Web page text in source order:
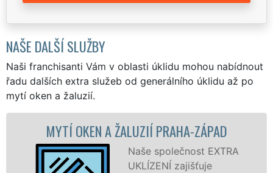
NAŠE DALŠÍ SLUŽBY
Naši franchisanti Vám v oblasti úklidu mohou nabídnout
řadu dalších extra služeb od generálního úklidu až po
mytí oken a žaluzií.
PRAHA-ZÁPAD
společnost EXTRA
zajišťuje
MYTÍ OKENNÍCH